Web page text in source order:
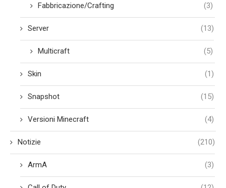
Fabbricazione/Crafting (3)
Server (13)
Multicraft (5)
Skin (1)
Snapshot (15)
Versioni Minecraft (4)
Notizie (210)
ArmA (3)